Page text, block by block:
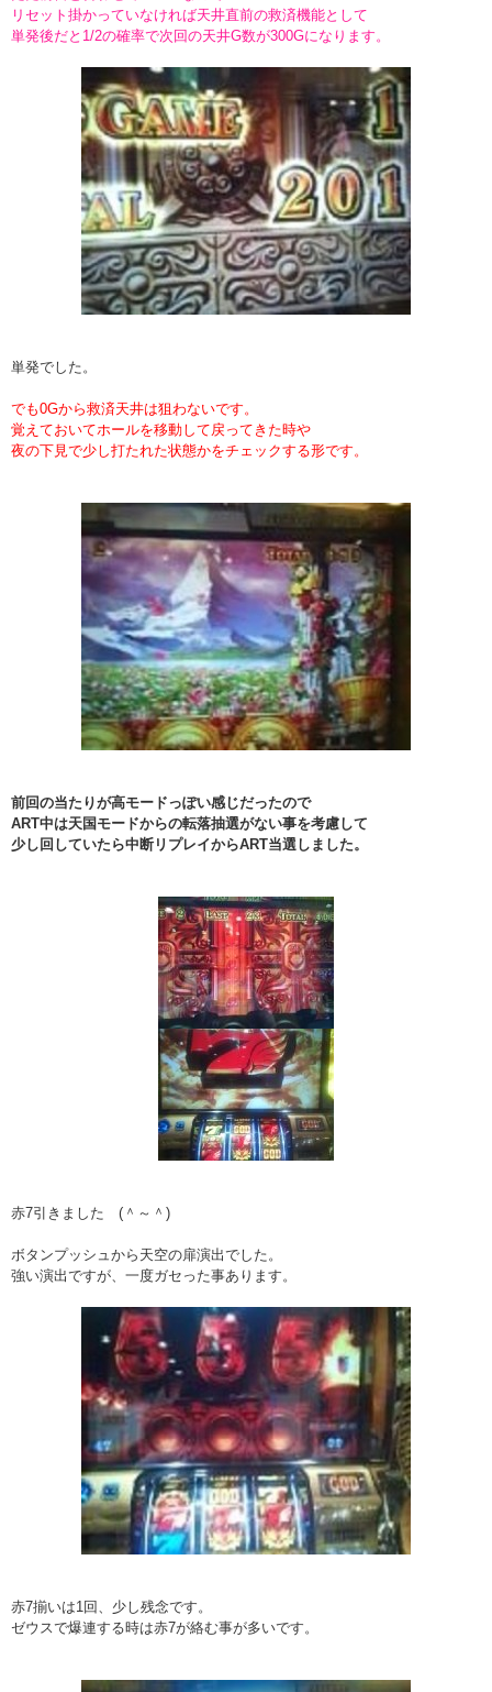
リセット掛かっていなければ天井直前の救済機能として
単発後だと1/2の確率で次回の天井G数が300Gになります。
単発でした。
でも0Gから救済天井は狙わないです。
覚えておいてホールを移動して戻ってきた時や
夜の下見で少し打たれた状態かをチェックする形です。
前回の当たりが高モードっぽい感じだったので
ART中は天国モードからの転落抽選がない事を考慮して
少し回していたら中断リプレイからART当選しました。
赤7引きました (＾～＾)
ボタンプッシュから天空の扉演出でした。
強い演出ですが、一度ガセった事あります。
赤7揃いは1回、少し残念です。
ゼウスで爆連する時は赤7が絡む事が多いです。